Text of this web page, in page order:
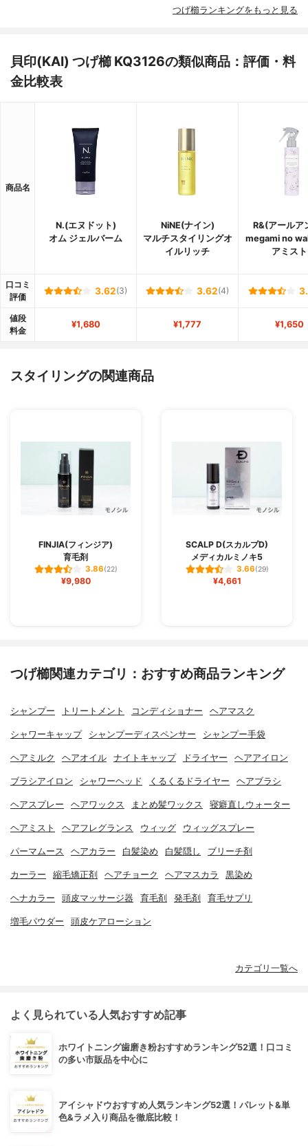
つげ櫛ランキングをもっと見る
貝印(KAI) つげ櫛 KQ3126の類似商品：評価・料
金比較表
商品名
N.(エヌドット)
オム ジェルバーム
NiNE(ナイン)
マルチスタイリングオ
イルリッチ
R&(アールア
megami no
アミスト
口コミ
評価
3.62(3) 3.62(4)
値段
料金
¥1,680 ¥1,777 ¥1,650
スタイリングの関連商品
FINJIA(フィンジア)
育毛剤
3.86(22)
¥9,980
SCALP D(スカルプD)
メディカルミノキ5
3.66(29)
¥4,661
つげ櫛関連カテゴリ：おすすめ商品ランキング
シャンプー トリートメント コンディショナー ヘアマスク
シャワーキャップ シャンプーディスペンサー シャンプー手袋
ヘアミルク ヘアオイル ナイトキャップ ドライヤー ヘアアイロン
ブラシアイロン シャワーヘッド くるくるドライヤー ヘアブラシ
ヘアスプレー ヘアワックス まとめ髪ワックス 寝癖直しウォーター
ヘアミスト ヘアフレグランス ウィッグ ウィッグスプレー
パーマムース ヘアカラー 白髪染め 白髪隠し ブリーチ剤
カーラー 縮毛矯正剤 ヘアチョーク ヘアマスカラ 黒染め
ヘナカラー 頭皮マッサージ器 育毛剤 発毛剤 育毛サプリ
増毛パウダー 頭皮ケアローション
カテゴリ一覧へ
よく見られている人気おすすめ記事
ホワイトニング歯磨き粉おすすめランキング52選！口コミ
の多い市販品を中心に
アイシャドウおすすめ人気ランキング52選！パレット&単
色&ラメ入り商品を徹底比較！